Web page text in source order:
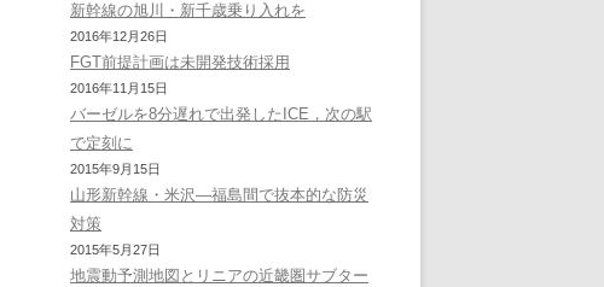
新幹線の旭川・新千歳乗り入れを
2016年12月26日
FGT前提計画は未開発技術採用
2016年11月15日
バーゼルを8分遅れで出発したICE，次の駅
で定刻に
2015年9月15日
山形新幹線・米沢―福島間で抜本的な防災
対策
2015年5月27日
地震動予測地図とリニアの近畿圏サブター